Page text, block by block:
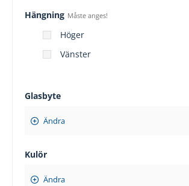
Hängning Måste anges!
Höger
Vänster
Glasbyte
Ändra
Kulör
Ändra